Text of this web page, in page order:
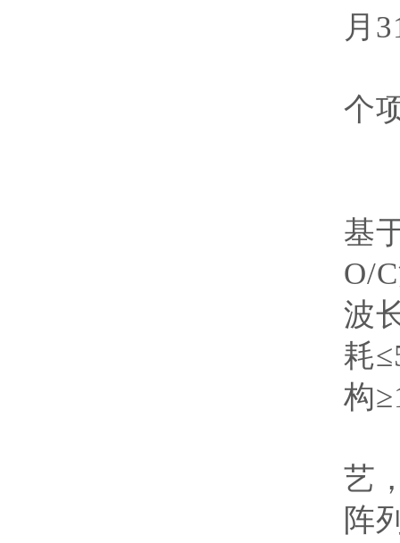
月
个
基
O/C
波
耗≤
构≥
艺
阵